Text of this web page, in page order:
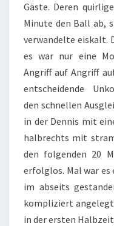
Gäste. Deren
Minute den Ball ab,
verwandelte eiskalt.
es war nur eine
Angriff auf Angriff
entscheidende
den schnellen
in der Dennis mit
halbrechts mit
den folgenden 20
erfolglos. Mal war es
im abseits
kompliziert
in der ersten